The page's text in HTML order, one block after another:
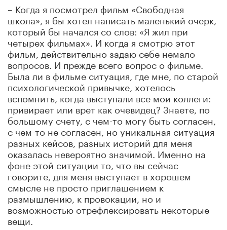
– Когда я посмотрел фильм «Свободная
школа», я бы хотел написать маленький очерк,
который бы начался со слов: «Я жил при
четырех фильмах». И когда я смотрю этот
фильм, действительно задаю себе немало
вопросов. И прежде всего вопрос о фильме.
Была ли в фильме ситуация, где мне, по старой
психологической привычке, хотелось
вспомнить, когда выступали все мои коллеги:
привирает или врет как очевидец? Знаете, по
большому счету, с чем-то могу быть согласен,
с чем-то не согласен, но уникальная ситуация
разных кейсов, разных историй для меня
оказалась невероятно значимой. Именно на
фоне этой ситуации то, что вы сейчас
говорите, для меня выступает в хорошем
смысле не просто приглашением к
размышлению, к провокации, но и
возможностью отрефлексировать некоторые
вещи.